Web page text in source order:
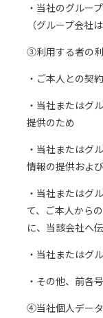
・当社のグルー
（グループ会社は
③利用する者の
・ご本人との契
・当社またはグ
提供のため
・当社またはグ
情報の提供およ
・当社またはグ
て、ご本人から
に、当該会社へ
・当社またはグ
・その他、前各
④当社個人デー